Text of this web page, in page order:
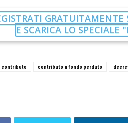
E SCARICA LO
contributo contributo a fondo perduto